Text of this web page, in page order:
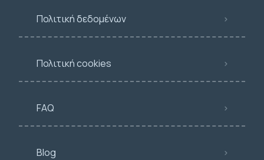
Πολιτική δεδομένων
Πολιτική cookies
FAQ
Blog